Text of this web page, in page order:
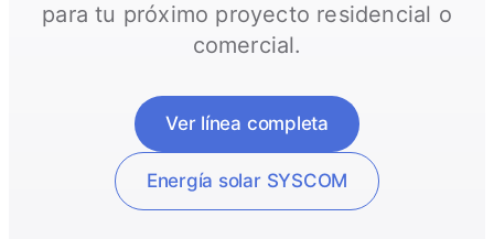
para tu próximo proyecto residencial o
comercial.
Ver línea completa
Energía solar SYSCOM